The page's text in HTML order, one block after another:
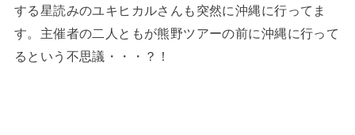
する星読みのユキヒカルさんも突然に沖縄に行ってま
す。主催者の二人ともが熊野ツアーの前に沖縄に行って
るという不思議・・・？！